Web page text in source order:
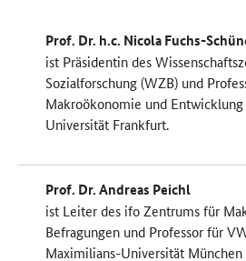
Prof. Dr. h.c. Nicola Fuchs-
ist Präsidentin des
Sozialforschung (WZB) und
Makroökonomie und
Universität Frankfurt.
Prof. Dr. Andreas Peichl
ist Leiter des ifo Zentrums für
Befragungen und Professor für
Maximilians-Universität München